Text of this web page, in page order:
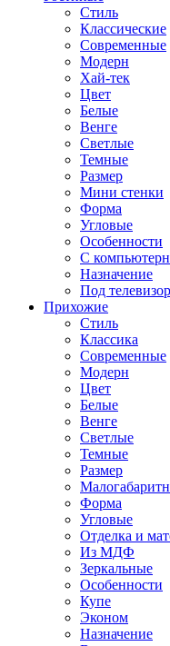
Стиль
Классические
Современные
Модерн
Хай-тек
Цвет
Белые
Венге
Светлые
Темные
Размер
Мини стенки
Форма
Угловые
Особенности
С
Назначение
Под телевизор
Прихожие
Стиль
Классика
Современные
Модерн
Цвет
Белые
Венге
Светлые
Темные
Размер
Форма
Угловые
Отделка и
Из МДФ
Зеркальные
Особенности
Купе
Эконом
Назначение